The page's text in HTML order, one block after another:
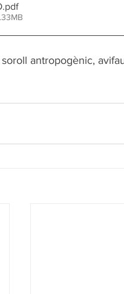
.pdf
antropogènic,